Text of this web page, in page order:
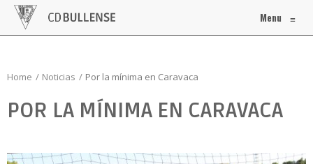
Menu ≡
Home Noticias Por la mínima en Caravaca
POR LA MÍNIMA EN CARAVACA